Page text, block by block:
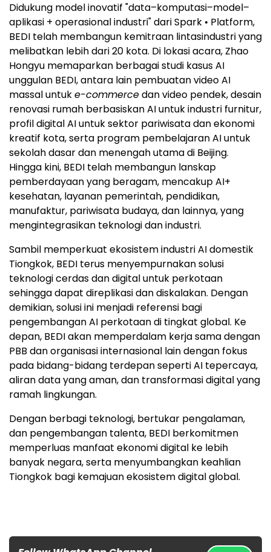
Didukung model inovatif "data–komputasi–model–
aplikasi + operasional industri" dari Spark • Platform,
BEDI telah membangun kemitraan lintasindustri yang
melibatkan lebih dari 20 kota. Di lokasi acara, Zhao
Hongyu memaparkan berbagai studi kasus AI
unggulan BEDI, antara lain pembuatan video AI
massal untuke-commercedan video pendek, desain
renovasi rumah berbasiskan AI untuk industri furnitur,
profil digital AI untuk sektor pariwisata dan ekonomi
kreatif kota, serta program pembelajaran AI untuk
sekolah dasar dan menengah utama di Beijing.
Hingga kini, BEDI telah membangun lanskap
pemberdayaan yang beragam, mencakup AI+
kesehatan, layanan pemerintah, pendidikan,
manufaktur, pariwisata budaya, dan lainnya, yang
mengintegrasikan teknologi dan industri.
Sambil memperkuat ekosistem industri AI domestik
Tiongkok, BEDI terus menyempurnakan solusi
teknologi cerdas dan digital untuk perkotaan
sehingga dapat direplikasi dan diskalakan. Dengan
demikian, solusi ini menjadi referensi bagi
pengembangan AI perkotaan di tingkat global. Ke
depan, BEDI akan memperdalam kerja sama dengan
PBB dan organisasi internasional lain dengan fokus
pada bidang-bidang terdepan seperti AI tepercaya,
aliran data yang aman, dan transformasi digital yang
ramah lingkungan.
Dengan berbagi teknologi, bertukar pengalaman,
dan pengembangan talenta, BEDI berkomitmen
memperluas manfaat ekonomi digital ke lebih
banyak negara, serta menyumbangkan keahlian
Tiongkok bagi kemajuan ekosistem digital global.